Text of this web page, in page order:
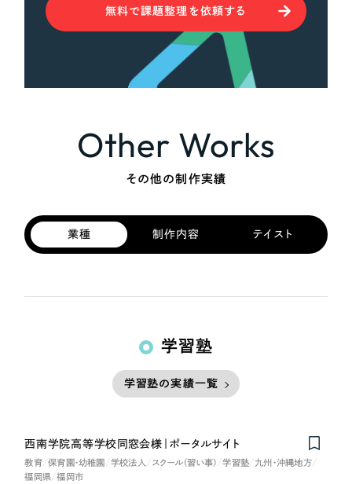
無料で課題整理を依頼する
Other Works
その他の制作実績
業種 制作内容 テイスト
学習塾
学習塾の実績一覧
西南学院高等学校同窓会様｜ポータルサイト
教育 保育園・幼稚園 学校法人 スクール（習い事） 学習塾
九州・沖縄地方
福岡県
福岡市